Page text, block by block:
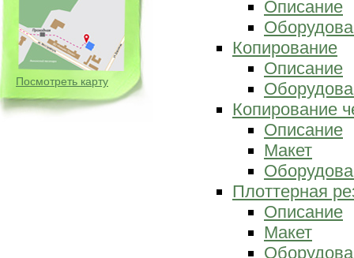
Посмотреть карту
Описание
Копирование
Описание
Копирование
Описание
Макет
Плоттерная
Описание
Макет